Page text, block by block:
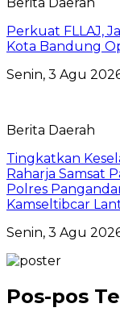
Perkuat FLLAJ,
Kota Bandung
Senin, 3 Agu
Berita Daerah
Tingkatkan
Raharja Samsat
Polres
Kamseltibcar
Senin, 3 Agu
Pos-pos